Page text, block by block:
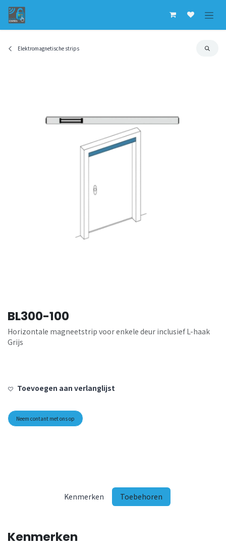
Elektromagnetische strips
BL300-100
Horizontale magneetstrip voor enkele deur inclusief L-haak
Grijs
Toevoegen aan verlanglijst
Neem contant met ons op
Kenmerken Toebehoren
Kenmerken